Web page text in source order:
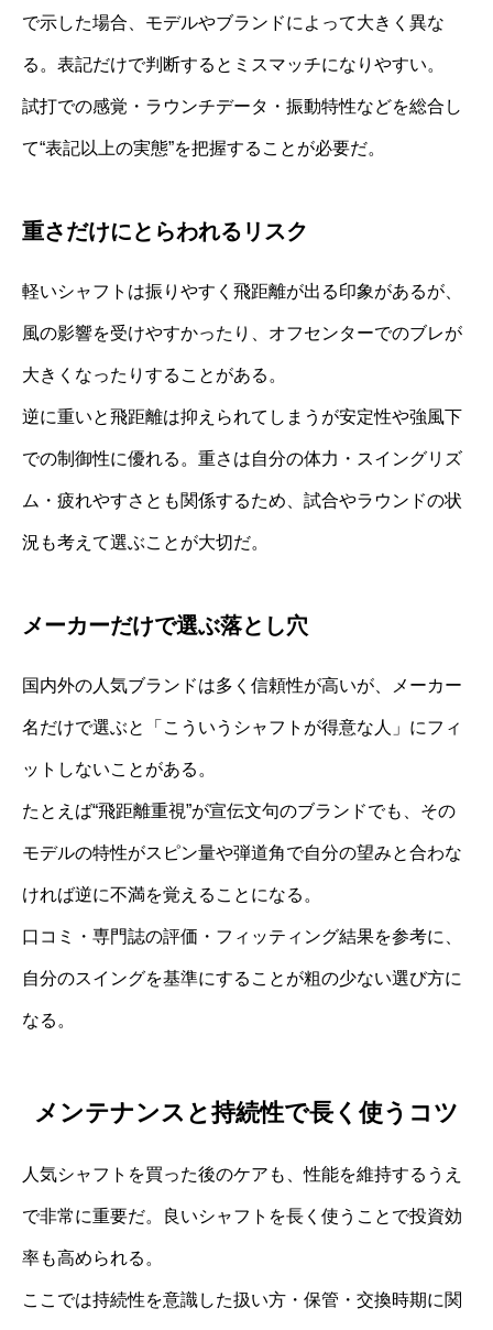
で示した場合、モデルやブランドによって大きく異な
る。表記だけで判断するとミスマッチになりやすい。
試打での感覚・ラウンチデータ・振動特性などを総合し
て“表記以上の実態”を把握することが必要だ。
重さだけにとらわれるリスク
軽いシャフトは振りやすく飛距離が出る印象があるが、
風の影響を受けやすかったり、オフセンターでのブレが
大きくなったりすることがある。
逆に重いと飛距離は抑えられてしまうが安定性や強風下
での制御性に優れる。重さは自分の体力・スイングリズ
ム・疲れやすさとも関係するため、試合やラウンドの状
況も考えて選ぶことが大切だ。
メーカーだけで選ぶ落とし穴
国内外の人気ブランドは多く信頼性が高いが、メーカー
名だけで選ぶと「こういうシャフトが得意な人」にフィ
ットしないことがある。
たとえば“飛距離重視”が宣伝文句のブランドでも、その
モデルの特性がスピン量や弾道角で自分の望みと合わな
ければ逆に不満を覚えることになる。
口コミ・専門誌の評価・フィッティング結果を参考に、
自分のスイングを基準にすることが粗の少ない選び方に
なる。
メンテナンスと持続性で長く使うコツ
人気シャフトを買った後のケアも、性能を維持するうえ
で非常に重要だ。良いシャフトを長く使うことで投資効
率も高められる。
ここでは持続性を意識した扱い方・保管・交換時期に関